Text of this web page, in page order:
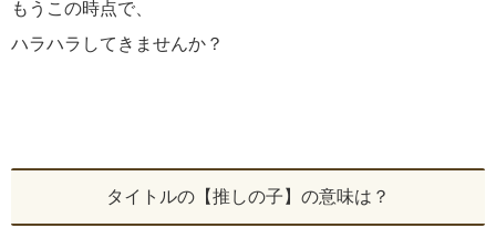
もうこの時点で、
ハラハラしてきませんか？
タイトルの【推しの子】の意味は？